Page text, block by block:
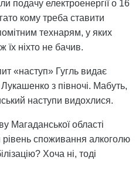
подачу електроенергії о 16
кому треба ставити
технарям, у яких
ніхто не бачив.
«наступ» Гугль видає
з півночі. Мабуть,
наступи видохлися.
Магаданської області
рівень споживання алкоголю
Хоча ні, тоді